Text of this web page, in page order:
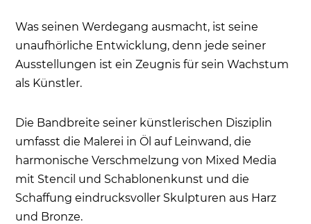
Was seinen Werdegang ausmacht, ist seine
unaufhörliche Entwicklung, denn jede seiner
Ausstellungen ist ein Zeugnis für sein Wachstum
als Künstler.
Die Bandbreite seiner künstlerischen Disziplin
umfasst die Malerei in Öl auf Leinwand, die
harmonische Verschmelzung von Mixed Media
mit Stencil und Schablonenkunst und die
Schaffung eindrucksvoller Skulpturen aus Harz
und Bronze.